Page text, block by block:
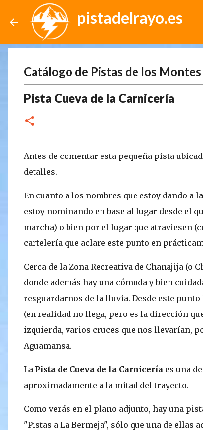
pistadelrayo.es
Catálogo de Pistas de los
Pista Cueva de la Carnicería
Antes de comentar esta pequeña pista
detalles.
En cuanto a los nombres que estoy dando a
estoy nominando en base al lugar desde el
marcha) o bien por el lugar que atraviesen
cartelería que aclare este punto en
Cerca de la Zona Recreativa de Chanajija (o
donde además hay una cómoda y bien
resguardarnos de la lluvia. Desde este
(en realidad no llega, pero es la dirección
izquierda, varios cruces que nos llevarían,
Aguamansa.
La Pista de Cueva de la Carnicería es una
aproximadamente a la mitad del trayecto.
Como verás en el plano adjunto, hay una
"Pistas a La Bermeja", sólo que una de ellas